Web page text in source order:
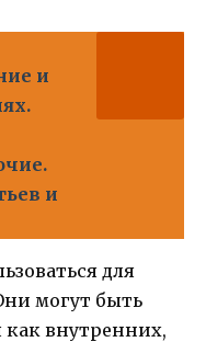
и
и
для
могут быть
как внутренних,